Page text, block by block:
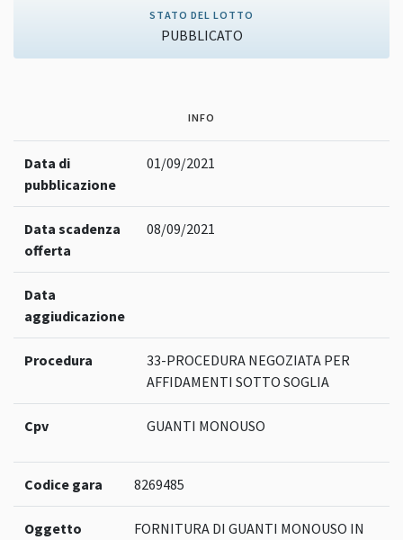
STATO DEL LOTTO
PUBBLICATO
INFO
Data di
pubblicazione
01/09/2021
Data scadenza
offerta
08/09/2021
Data
aggiudicazione
Procedura
33-PROCEDURA NEGOZIATA PER
AFFIDAMENTI SOTTO SOGLIA
Cpv GUANTI MONOUSO
Codice gara 8269485
Oggetto
FORNITURA DI GUANTI MONOUSO IN